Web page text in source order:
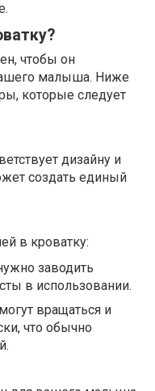
чтобы он
малыша. Ниже
которые следует
дизайну и
создать единый
в кроватку:
заводить
в использовании.
вращаться и
что обычно